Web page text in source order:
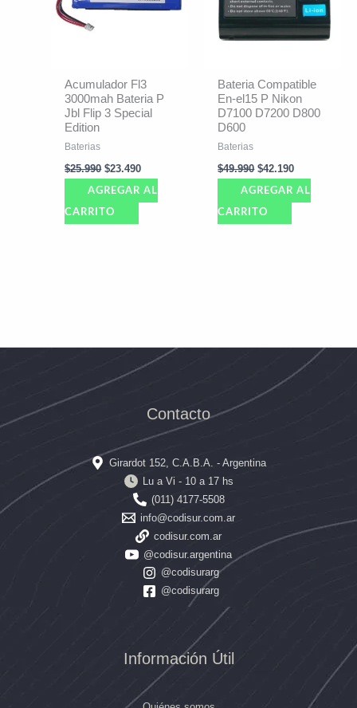
Acumulador Fl3
3000mah Bateria P
Jbl Flip 3 Special
Edition
Baterias
$25.990 $23.490
AGREGAR AL
CARRITO
Bateria Compatible
En-el15 P Nikon
D7100 D7200 D800
D600
Baterias
$49.990 $42.190
AGREGAR AL
CARRITO
Contacto
Girardot 152, C.A.B.A. - Argentina
Lu a Vi - 10 a 17 hs
(011) 4177-5508
info@codisur.com.ar
codisur.com.ar
@codisur.argentina
@codisurarg
@codisurarg
Información Útil